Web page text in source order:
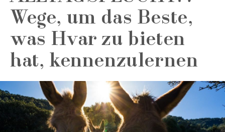
Wege, um das Beste,
was Hvar zu bieten
hat, kennenzulernen